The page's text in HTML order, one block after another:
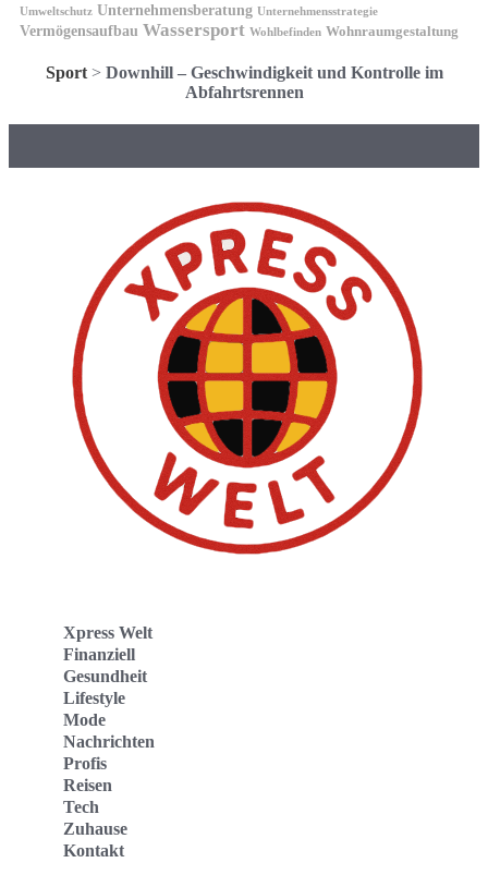
Umweltschutz Unternehmensberatung Unternehmensstrategie
Vermögensaufbau Wassersport Wohlbefinden Wohnraumgestaltung
Sport> Downhill – Geschwindigkeit und Kontrolle im
Abfahrtsrennen
Xpress Welt
Finanziell
Gesundheit
Lifestyle
Mode
Nachrichten
Profis
Reisen
Tech
Zuhause
Kontakt